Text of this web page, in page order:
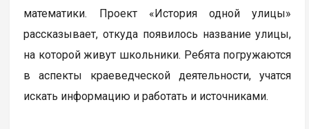
математики. Проект «История одной улицы»
рассказывает, откуда появилось название улицы,
на которой живут школьники. Ребята погружаются
в аспекты краеведческой деятельности, учатся
искать информацию и работать и источниками.